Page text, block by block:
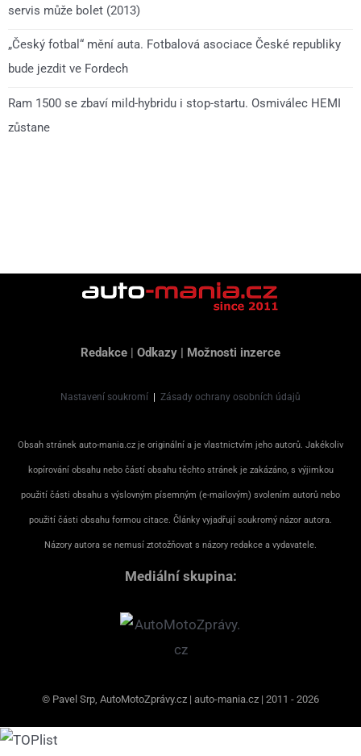
servis může bolet (2013)
„Český fotbal“ mění auta. Fotbalová asociace České republiky
bude jezdit ve Fordech
Ram 1500 se zbaví mild-hybridu i stop-startu. Osmiválec HEMI
zůstane
Redakce | Odkazy | Možnosti inzerce
Nastavení soukromí Zásady ochrany osobních údajů
Obsah stránek auto-mania.cz je originální a je vlastnictvím jeho autorů. Jakékoliv
kopírování obsahu nebo částí obsahu těchto stránek je zakázáno, s výjimkou
použití části obsahu s výslovným písemným (e-mailovým) svolením autorů nebo
použití části obsahu formou citace. Články vyjadřují soukromý názor autora.
Názory autora se nemusí ztotožňovat s názory redakce a vydavatele.
Mediální skupina:
© Pavel Srp, AutoMotoZprávy.cz | auto-mania.cz | 2011 - 2026